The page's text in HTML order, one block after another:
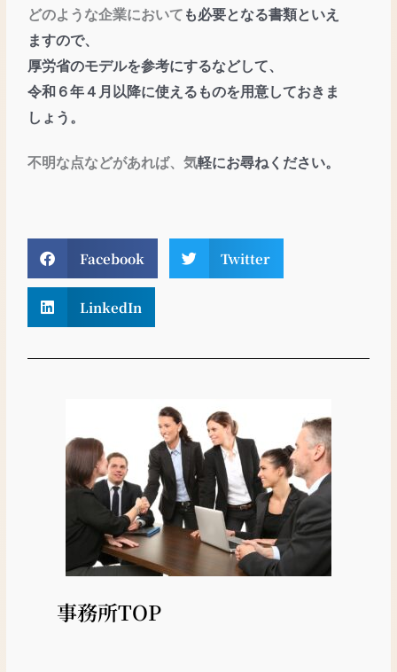
どのような企業において も必要となる書類といえ
ますので、
厚労省のモデルを参考にするなどして、
令和 ６年４月以降に使えるものを用意しておきま
しょう。
不明な点などがあれば、気軽にお尋ねください。
Facebook Twitter
LinkedIn
事務所TOP